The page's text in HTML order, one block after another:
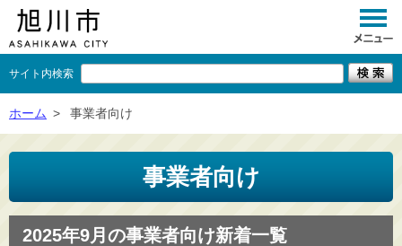
サイト内検索
観光
ホーム > 事業者向け
事業者向け
2025年9月の事業者向け新着一覧